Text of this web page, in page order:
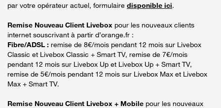
par votre opérateur actuel, formulaire disponible ici.
Remise Nouveau Client Livebox pour les nouveaux clients
internet souscrivant à partir d’orange.fr :
Fibre/ADSL : remise de 8€/mois pendant 12 mois sur Livebox
Classic et Livebox Classic + Smart TV, remise de 7€/mois
pendant 12 mois sur Livebox Up et Livebox Up + Smart TV,
remise de 5€/mois pendant 12 mois sur Livebox Max et Livebox
Max + Smart TV.
Remise Nouveau Client Livebox + Mobile pour les nouveaux